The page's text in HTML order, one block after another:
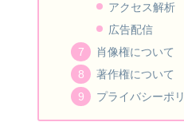
アクセス解析
広告配信
肖像権について
著作権について
プライバシーポ